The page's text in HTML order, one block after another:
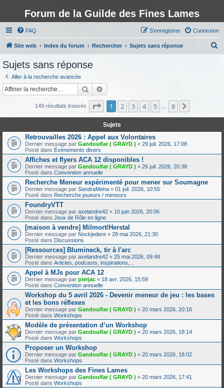
Forum de la Guilde des Fines Lames
FAQ Connexion
S’enregistrer
Site web Index du forum Rechercher Sujets sans réponse
c
r
Sujets sans réponse
Aller à la recherche avancée
Rechercher
149 résultats trouvés Page sur8
1 2 3 4 5 8
Sujets
Retrouvailles 2026 : Appel aux Volontaires
Dernier message par Gandoulfar ( GRAYD ) « 29 juil. 2026, 17:08
Posté dans Évènements divers
Affiches et flyers ACA 12 disponibles !
Dernier message par Gandoulfar ( GRAYD ) « 26 juil. 2026, 20:38
Posté dans Convention annuelle
Recherche Meneur expérimenté pour mener sur Soumagne
Dernier message par SandraMeha « 01 juil. 2026, 10:55
Posté dans Recherche joueurs / meneurs
FoundryVTT
Dernier message par axelandre42 « 10 juin 2026, 20:06
Posté dans Jeux de Rôle en ligne
[maison à vendre] Milmort/Herstal
Dernier message par Nockjedere « 28 mai 2026, 21:30
Posté dans Discussions
[Ressources] Blumineck, tir à l'arc
Dernier message par axelandre42 « 25 mai 2026, 09:48
Posté dans Articles, podcasts, inspirations,...
Appel à MJs pour ACA 12
Dernier message par pierjac « 18 avr. 2026, 15:59
Posté dans Convention annuelle
Workshop du 5 avril 2026 - Devenir meneur de jeu : les bases
et les bons réflexes
Dernier message par Gandoulfar ( GRAYD ) « 20 mars 2026, 20:16
Posté dans Workshops
Modèle de présentation d’un Workshop
Dernier message par Gandoulfar ( GRAYD ) « 20 mars 2026, 18:14
Posté dans Workshops
Proposer un Workshop
Dernier message par Gandoulfar ( GRAYD ) « 20 mars 2026, 18:02
Posté dans Workshops
Les Workshops des Fines Lames
Dernier message par Gandoulfar ( GRAYD ) « 20 mars 2026, 17:41
Posté dans Workshops